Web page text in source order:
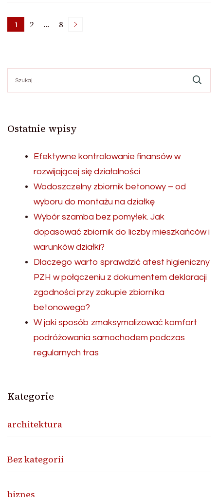
Stronicowanie
wpisów
Strona
1 Strona
2 … Strona
8
Ostatnie wpisy
Efektywne kontrolowanie finansów w
rozwijającej się działalności
Wodoszczelny zbiornik betonowy – od
wyboru do montażu na działkę
Wybór szamba bez pomyłek. Jak
dopasować zbiornik do liczby mieszkańców i
warunków działki?
Dlaczego warto sprawdzić atest higieniczny
PZH w połączeniu z dokumentem deklaracji
zgodności przy zakupie zbiornika
betonowego?
W jaki sposób zmaksymalizować komfort
podróżowania samochodem podczas
regularnych tras
Kategorie
architektura
Bez kategorii
biznes